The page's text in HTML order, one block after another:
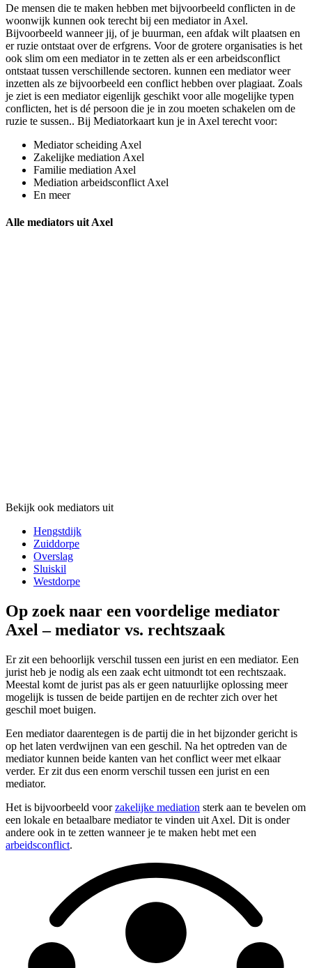
De mensen die te maken hebben met bijvoorbeeld conflicten in de
woonwijk kunnen ook terecht bij een mediator in Axel.
Bijvoorbeeld wanneer jij, of je buurman, een afdak wilt plaatsen en
er ruzie ontstaat over de erfgrens. Voor de grotere organisaties is het
ook slim om een mediator in te zetten als er een arbeidsconflict
ontstaat tussen verschillende sectoren. kunnen een mediator weer
inzetten als ze bijvoorbeeld een conflict hebben over plagiaat. Zoals
je ziet is een mediator eigenlijk geschikt voor alle mogelijke typen
conflicten, het is dé persoon die je in zou moeten schakelen om de
ruzie te sussen.. Bij Mediatorkaart kun je in Axel terecht voor:
Mediator scheiding Axel
Zakelijke mediation Axel
Familie mediation Axel
Mediation arbeidsconflict Axel
En meer
Alle mediators uit Axel
Bekijk ook mediators uit
Hengstdijk
Zuiddorpe
Overslag
Sluiskil
Westdorpe
Op zoek naar een voordelige mediator
Axel – mediator vs. rechtszaak
Er zit een behoorlijk verschil tussen een jurist en een mediator. Een
jurist heb je nodig als een zaak echt uitmondt tot een rechtszaak.
Meestal komt de jurist pas als er geen natuurlijke oplossing meer
mogelijk is tussen de beide partijen en de rechter zich over het
geschil moet buigen.
Een mediator daarentegen is de partij die in het bijzonder gericht is
op het laten verdwijnen van een geschil. Na het optreden van de
mediator kunnen beide kanten van het conflict weer met elkaar
verder. Er zit dus een enorm verschil tussen een jurist en een
mediator.
Het is bijvoorbeeld voorzakelijke mediation sterk aan te bevelen om
een lokale en betaalbare mediator te vinden uit Axel. Dit is onder
andere ook in te zetten wanneer je te maken hebt met een
arbeidsconflict.